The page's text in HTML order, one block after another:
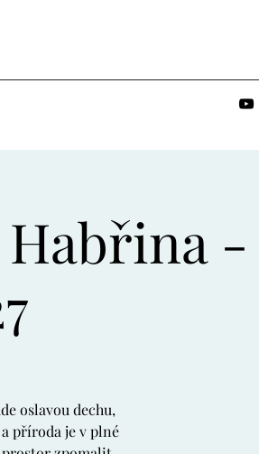
-
oslavou dechu,
příroda je v plné